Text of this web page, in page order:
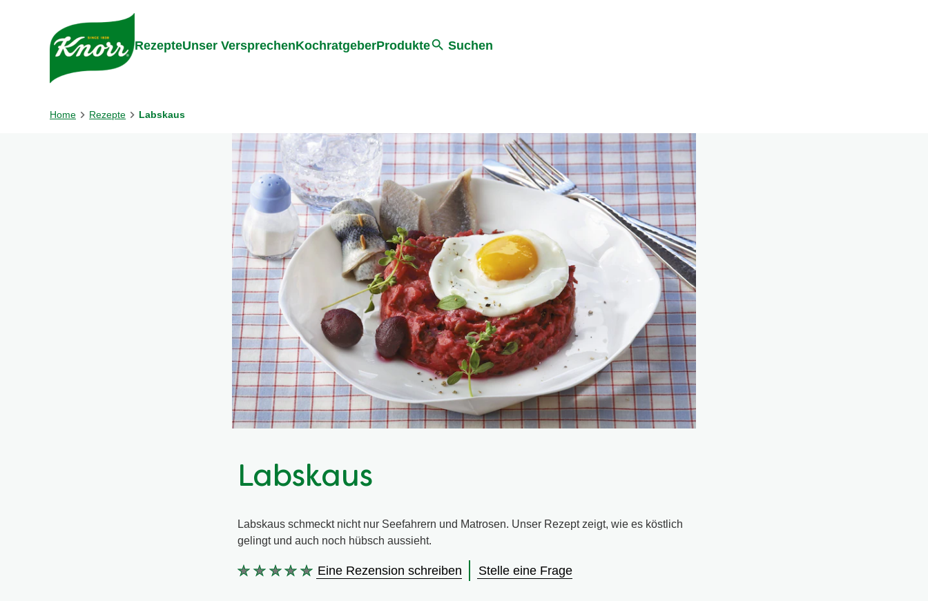
Gehe zu:
RezepteUnser VersprechenKochratgeberProdukte Suchen
Home Rezepte Labskaus
Labskaus
Labskaus schmeckt nicht nur Seefahrern und Matrosen. Unser Rezept zeigt, wie es köstlich
gelingt und auch noch hübsch aussieht.
Keine
Eine Rezension schreiben Stelle eine Frage